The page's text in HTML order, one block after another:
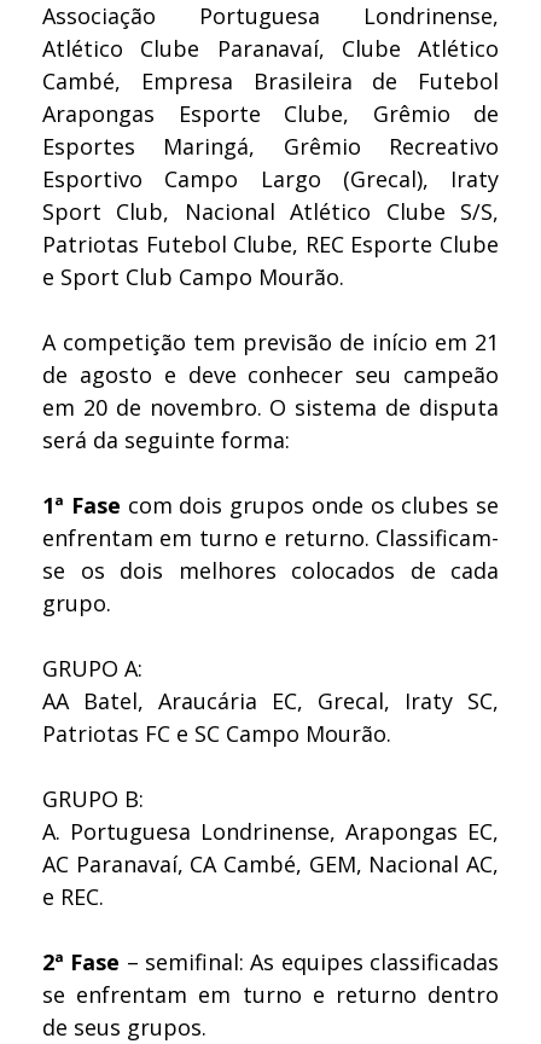
Associação Portuguesa Londrinense,
Atlético Clube Paranavaí, Clube Atlético
Cambé, Empresa Brasileira de Futebol
Arapongas Esporte Clube, Grêmio de
Esportes Maringá, Grêmio Recreativo
Esportivo Campo Largo (Grecal), Iraty
Sport Club, Nacional Atlético Clube S/S,
Patriotas Futebol Clube, REC Esporte Clube
e Sport Club Campo Mourão.
A competição tem previsão de início em 21
de agosto e deve conhecer seu campeão
em 20 de novembro. O sistema de disputa
será da seguinte forma:
1ª Fase com dois grupos onde os clubes se
enfrentam em turno e returno. Classificam-
se os dois melhores colocados de cada
grupo.
GRUPO A:
AA Batel, Araucária EC, Grecal, Iraty SC,
Patriotas FC e SC Campo Mourão.
GRUPO B:
A. Portuguesa Londrinense, Arapongas EC,
AC Paranavaí, CA Cambé, GEM, Nacional AC,
e REC.
2ª Fase – semifinal: As equipes classificadas
se enfrentam em turno e returno dentro
de seus grupos.